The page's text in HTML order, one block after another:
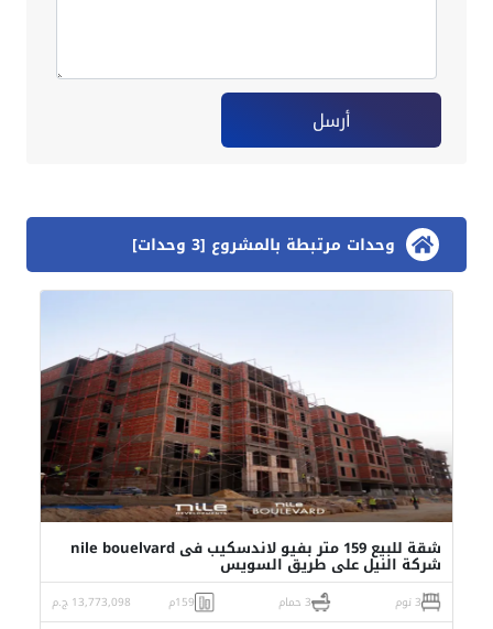
أرسل
وحدات مرتبطة بالمشروع [3 وحدات]
شقة للبيع 159 متر بفيو لاندسكيب فى nile bouelvard
شركة النيل على طريق السويس
3 نوم 3 حمام 159م 13,773,098 ج.م